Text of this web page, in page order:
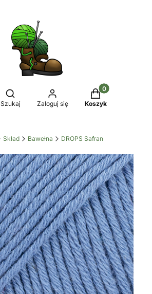
Otwórz wyszukiwarkę
Szukaj Zaloguj się
Produkty w
Koszyk
Skład Bawełna DROPS Safran